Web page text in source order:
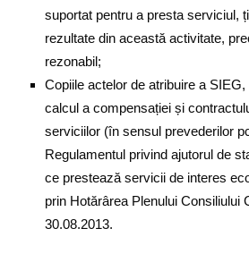
suportat pentru a presta serviciul,
rezultate din această activitate,
rezonabil;
Copiile actelor de atribuire a
calcul a compensației și
serviciilor (în sensul prevederilor
Regulamentul privind ajutorul de
ce prestează servicii de interes
prin Hotărârea Plenului Consiliului
30.08.2013.